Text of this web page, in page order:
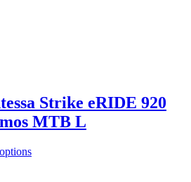
Strike eRIDE 920
MTB L